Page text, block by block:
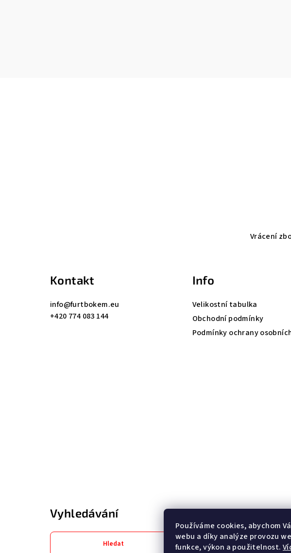
Používáme cookies, abychom
webu a díky analýze provozu
funkce, výkon a použitelnost.
Vrácení
Kontakt
info@furtbokem.eu
+420 774 083 144
Info
Velikostní tabulka
Obchodní podmínky
Podmínky ochrany
Vyhledávání
Hledat